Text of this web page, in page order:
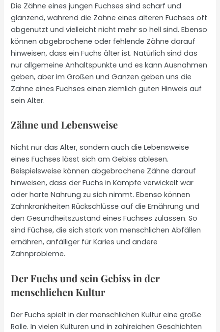
Die Zähne eines jungen Fuchses sind scharf und
glänzend, während die Zähne eines älteren Fuchses oft
abgenutzt und vielleicht nicht mehr so hell sind. Ebenso
können abgebrochene oder fehlende Zähne darauf
hinweisen, dass ein Fuchs älter ist. Natürlich sind das
nur allgemeine Anhaltspunkte und es kann Ausnahmen
geben, aber im Großen und Ganzen geben uns die
Zähne eines Fuchses einen ziemlich guten Hinweis auf
sein Alter.
Zähne und Lebensweise
Nicht nur das Alter, sondern auch die Lebensweise
eines Fuchses lässt sich am Gebiss ablesen.
Beispielsweise können abgebrochene Zähne darauf
hinweisen, dass der Fuchs in Kämpfe verwickelt war
oder harte Nahrung zu sich nimmt. Ebenso können
Zahnkrankheiten Rückschlüsse auf die Ernährung und
den Gesundheitszustand eines Fuchses zulassen. So
sind Füchse, die sich stark von menschlichen Abfällen
ernähren, anfälliger für Karies und andere
Zahnprobleme.
Der Fuchs und sein Gebiss in der
menschlichen Kultur
Der Fuchs spielt in der menschlichen Kultur eine große
Rolle. In vielen Kulturen und in zahlreichen Geschichten